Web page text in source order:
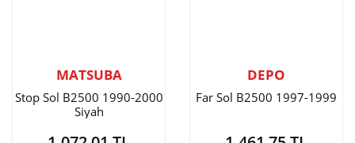
MATSUBA
Stop Sol B2500 1990-2000
Siyah
DEPO
Far Sol B2500 1997-1999